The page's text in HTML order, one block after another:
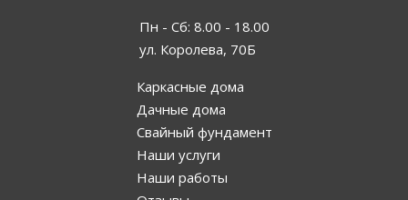
Пн - Сб: 8.00 - 18.00
ул. Королева, 70Б
Каркасные дома
Дачные дома
Свайный фундамент
Наши услуги
Наши работы